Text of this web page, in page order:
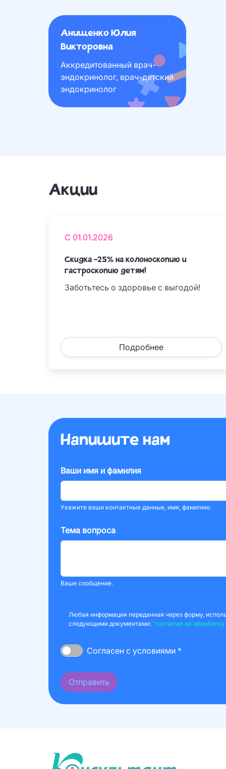
Анищенко Юлия
Викторовна
Аккредитованный врач-
эндокринолог, врач-детский
эндокринолог
Акции
С 01.01.2026
Скидка -25% на колоноскопию и
гастроскопию детям!
Заботьтесь о здоровье с выгодой!
Подробнее
Напишите нам
Ваши имя и фамилия
Укажите ваши контактные данные, имя, фамилию.
Тема вопроса
Ваше сообщение.
Любая информация переданная через форму,
следующими документами: "согласие на
Согласен с условиями *
Отправить